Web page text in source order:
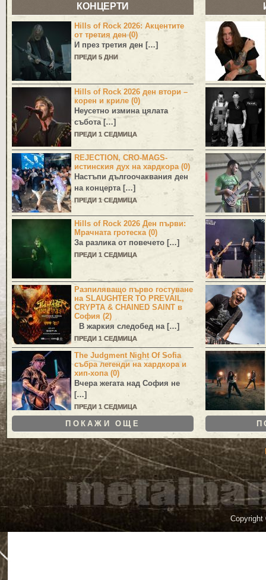
КОНЦЕРТИ
Hills of Rock 2026: Акцентите
от третия ден (0)
И през третия ден […]
ПРЕДИ 5 ДНИ
Hills of Rock 2026 ден втори –
корен и криле (0)
Неусетно измина цялата
събота […]
ПРЕДИ 1 СЕДМИЦА
REJECTION, CRO-MAGS-
истинския дух на хардкора (0)
Настъпи дългоочаквания ден
на концерта […]
ПРЕДИ 1 СЕДМИЦА
Hills of Rock 2026 Ден първи:
Мрачната гротеска (0)
За разлика от повечето […]
ПРЕДИ 1 СЕДМИЦА
Разпиляващо първо гостуване
на SLAUGHTER TO PREVAIL,
CRYPTA & CHAINED SAINT в
София (2)
В жаркия следобед на […]
ПРЕДИ 1 СЕДМИЦА
The Judgment Night Of Sofia
събра легенди на хардкора и
хип-хопа (0)
Вчера жегата над София не
[…]
ПРЕДИ 1 СЕДМИЦА
ПОКАЖИ ОЩЕ